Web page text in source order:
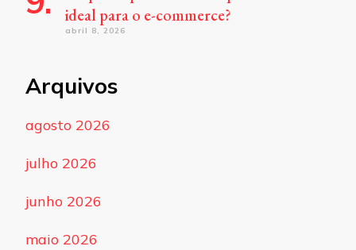
ideal para o e-commerce?
abril 8, 2026
Arquivos
agosto 2026
julho 2026
junho 2026
maio 2026